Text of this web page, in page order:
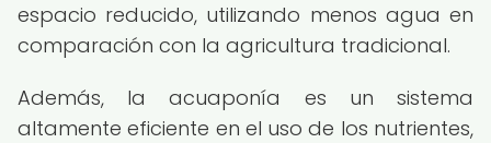
espacio reducido, utilizando menos agua en
comparación con la agricultura tradicional.
Además, la acuaponía es un sistema
altamente eficiente en el uso de los nutrientes,